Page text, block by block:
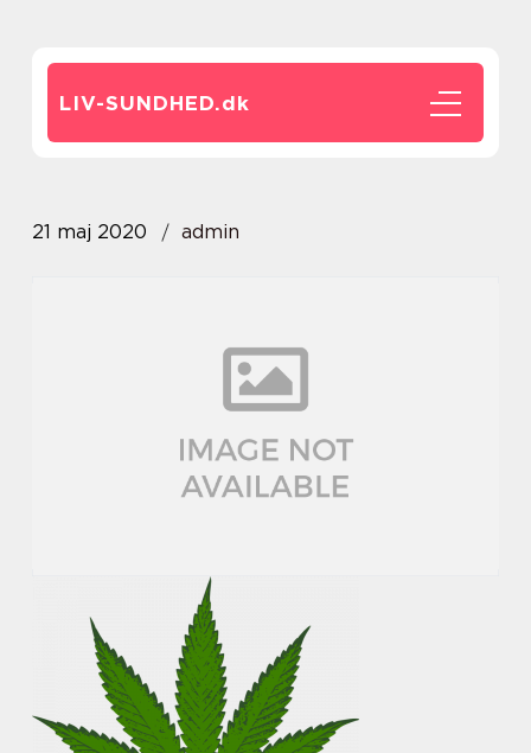
LIV-SUNDHED.dk
21 maj 2020 admin